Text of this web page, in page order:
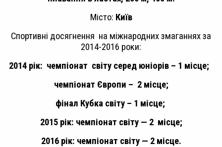
Місто: Київ
Спортивні досягнення на міжнародних змаганнях за
2014-2016 роки:
2014 рік: чемпіонат світу серед юніорів – 1 місце;
чемпіонат Європи – 2 місце;
фінал Кубка світу – 1 місце;
2015 рік: чемпіонат світу — 2 місце;
2016 рік: чемпіонат світу — 2 місце.